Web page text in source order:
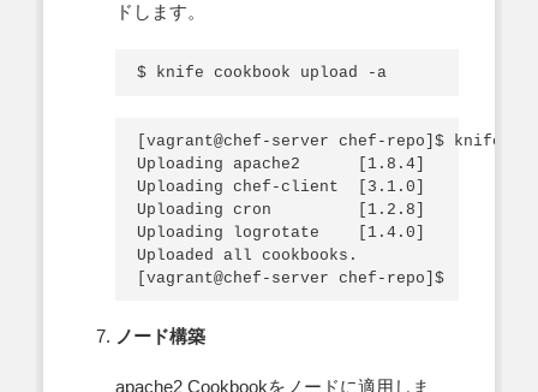
ドします。
[vagrant@chef-server chef-repo]$ knife
Uploading apache2      [1.8.4]
Uploading chef-client  [3.1.0]
Uploading cron         [1.2.8]
Uploading logrotate    [1.4.0]
Uploaded all cookbooks.
ノード構築
apache2 Cookbookをノードに適用しま